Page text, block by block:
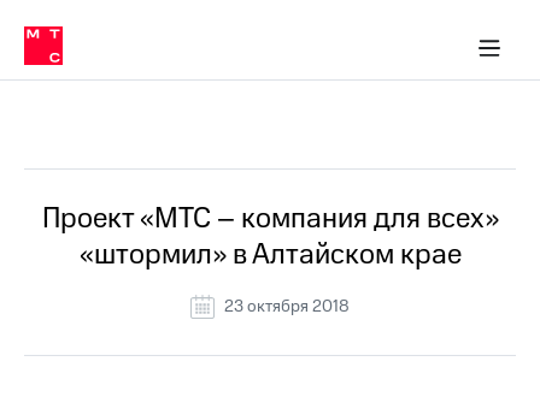
Медиа-центр
и акционерам
Устойчивое развитие
Комплаенс и деловая этика
компании
Карьера
История
компании
Руководство
в МТС
Пресс-
релизы
о технологиях
Проект «МТС – компания для всех»
«штормил» в Алтайском крае
23 октября 2018